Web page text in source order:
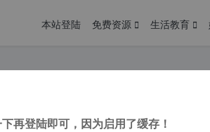
本站登陆 免费资源 生活教育
中文版(附激活补丁+安装教程)
注意：由于网站空间位于国
再登陆即可，因为启用了缓存！